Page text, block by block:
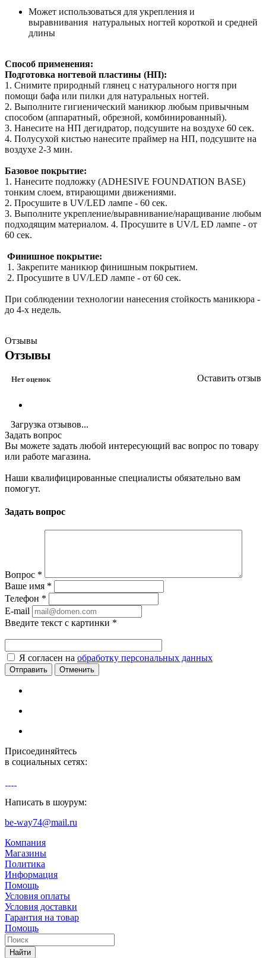
Может использоваться для укрепления и
выравнивания натуральных ногтей короткой и средней
длины
Способ применения:
Подготовка ногтевой пластины (НП):
1. Снимите природный глянец с натурального ногтя при
помощи бафа или пилки для натуральных ногтей.
2. Выполните гигиенический маникюр любым привычным
способом (аппаратный, обрезной, комбинированный).
3. Нанесите на НП дегидратор, подсушите на воздухе 60 сек.
4. Полусухой кистью нанесите праймер на НП, подсушите на
воздухе 2-3 мин.
Базовое покрытие:
1. Нанесите подложку (ADHESIVE FOUNDATION BASE)
тонким слоем, втирающими движениями.
2. Просушите в UV/LED лампе - 60 сек.
3. Выполните укрепление/выравнивание/наращивание любым
подходящим материалом. 4. Просушите в UV/L ED лампе - от
60 сек.
Финишное покрытие:
1. Закрепите маникюр финишным покрытием.
2. Просушите в UV/LED лампе - от 60 сек.
При соблюдении технологии нанесения стойкость маникюра -
до 4-х недель.
Отзывы
Отзывы
Нет оценок Оставить отзыв
Загрузка отзывов...
Задать вопрос
Вы можете задать любой интересующий вас вопрос по товару
или работе магазина.
Наши квалифицированные специалисты обязательно вам
помогут.
Задать вопрос
Вопрос *
Ваше имя *
Телефон *
E-mail
Введите текст с картинки *
Я согласен на обработку персональных данных
Отменить
Присоединяйтесь
в социальных сетях:
Написать в шоурум:
be-way74@mail.ru
Компания
Магазины
Политика
Информация
Помощь
Условия оплаты
Условия доставки
Гарантия на товар
Помощь
Найти